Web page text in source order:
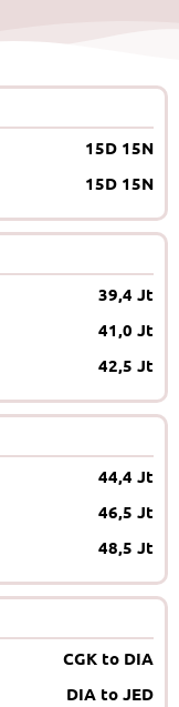
15D 15N
15D 15N
39,4 Jt
41,0 Jt
42,5 Jt
44,4 Jt
46,5 Jt
48,5 Jt
CGK to DIA
DIA to JED